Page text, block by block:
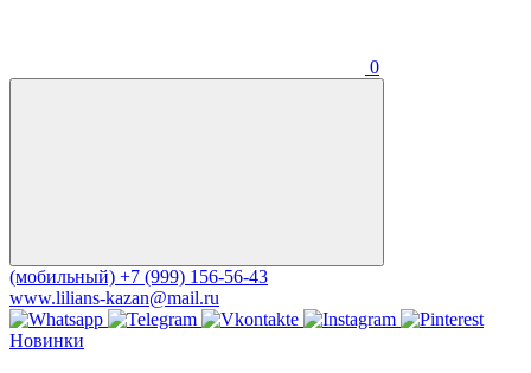
0
(мобильный) +7 (999) 156-56-43
www.lilians-kazan@mail.ru
Новинки